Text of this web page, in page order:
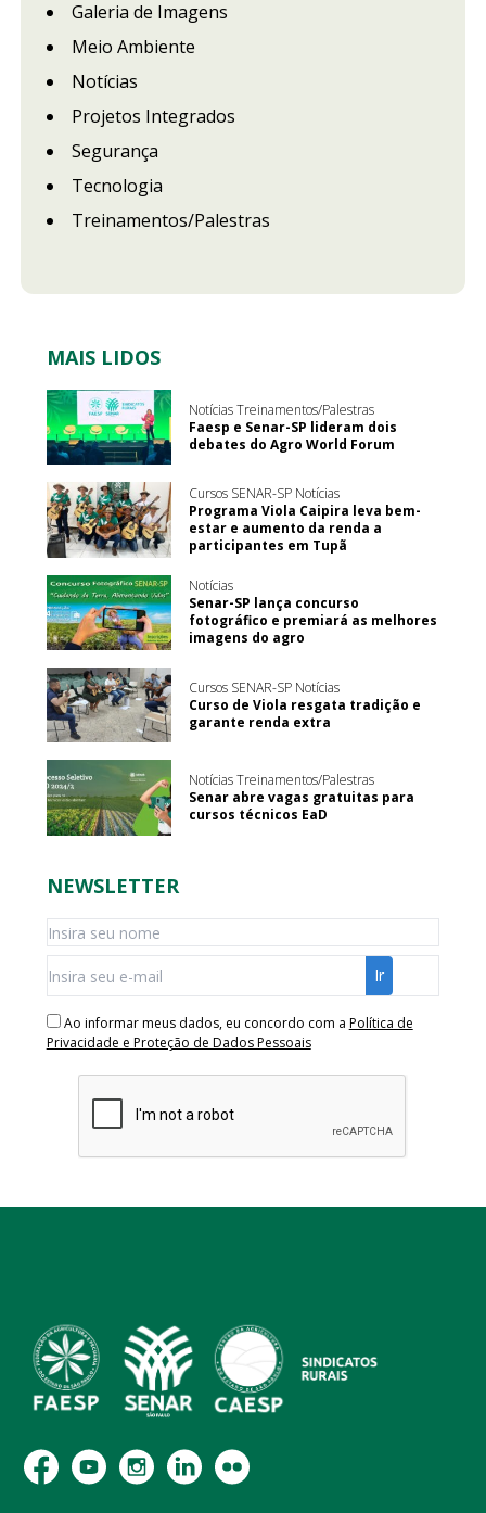
Galeria de Imagens
Meio Ambiente
Notícias
Projetos Integrados
Segurança
Tecnologia
Treinamentos/Palestras
MAIS LIDOS
Notícias Treinamentos/Palestras
Faesp e Senar-SP lideram dois
debates do Agro World Forum
Cursos SENAR-SP Notícias
Programa Viola Caipira leva bem-
estar e aumento da renda a
participantes em Tupã
Notícias
Senar-SP lança concurso
fotográfico e premiará as melhores
imagens do agro
Cursos SENAR-SP Notícias
Curso de Viola resgata tradição e
garante renda extra
Notícias Treinamentos/Palestras
Senar abre vagas gratuitas para
cursos técnicos EaD
NEWSLETTER
Ao informar meus dados, eu concordo com a Política de
Privacidade e Proteção de Dados Pessoais